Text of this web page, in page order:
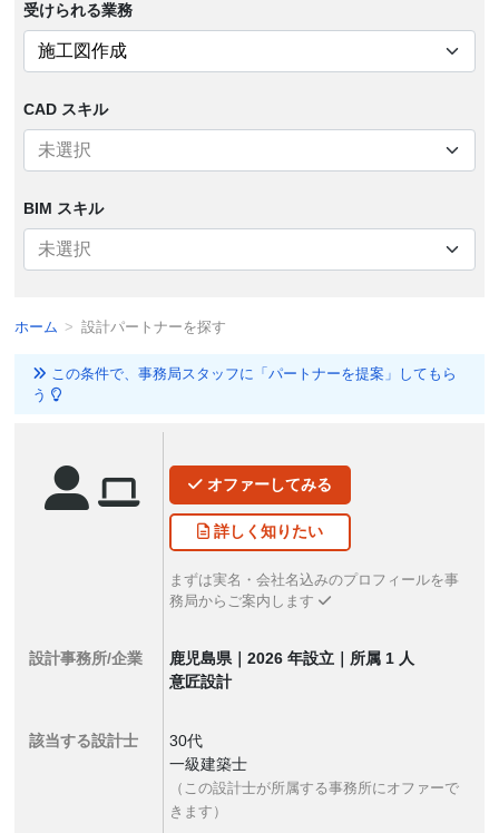
受けられる業務
CAD スキル
BIM スキル
ホーム 設計パートナーを探す
この条件で、事務局スタッフに「パートナーを提案」してもら
う
オファーしてみる
詳しく知りたい
まずは実名・会社名込みのプロフィールを事
務局からご案内します
設計事務所/企業
鹿児島県｜2026 年設立｜所属 1 人
意匠設計
該当する設計士
30代
一級建築士
（この設計士が所属する事務所にオファーで
きます）